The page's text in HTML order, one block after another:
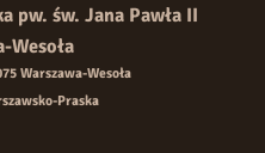
pw. św. Jana Pawła II
Wesoła
Warszawa-Wesoła
Praska